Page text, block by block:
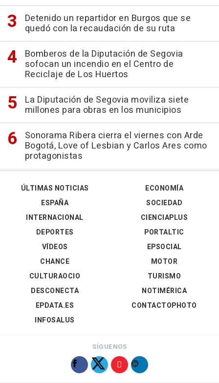
Detenido un repartidor en Burgos que se
quedó con la recaudación de su ruta
Bomberos de la Diputación de Segovia
sofocan un incendio en el Centro de
Reciclaje de Los Huertos
La Diputación de Segovia moviliza siete
millones para obras en los municipios
Sonorama Ribera cierra el viernes con Arde
Bogotá, Love of Lesbian y Carlos Ares como
protagonistas
ÚLTIMAS NOTICIAS
ESPAÑA
INTERNACIONAL
DEPORTES
VÍDEOS
ECONOMÍA
SOCIEDAD
CIENCIAPLUS
PORTALTIC
EPSOCIAL
CHANCE
CULTURAOCIO
DESCONECTA
EPDATA.ES
INFOSALUS
MOTOR
TURISMO
NOTIMÉRICA
CONTACTOPHOTO
SÍGUENOS